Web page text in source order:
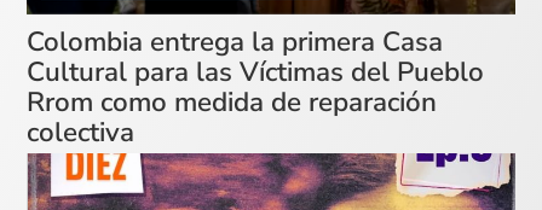
Colombia entrega la primera Casa
Cultural para las Víctimas del Pueblo
Rrom como medida de reparación
colectiva